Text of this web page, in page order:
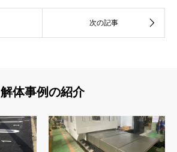
解体事例の紹介